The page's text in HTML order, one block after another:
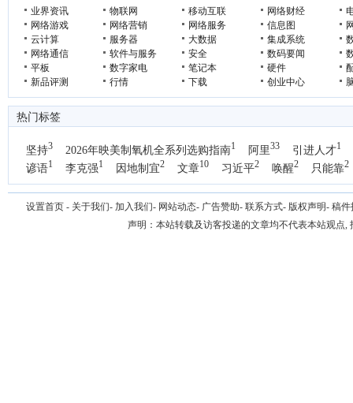
业界资讯 物联网 移动互联 网络财经
网络游戏
网络营销 网络服务 信息图
云计算
服务器 大数据 集成系统
网络通信
软件与服务 安全 数码要闻
平板
数字家电 笔记本 硬件
新品评测
行情 下载 创业中心
热门标签
坚持3 2026年映美制氧机全系列选购指南1 阿里33 引进人才1
谚语1 李克强1 因地制宜2 文章10 习近平2 唤醒2 只能靠2
国办1
设置首页 - 关于我们- 加入我们- 网站动态- 广告赞助- 联系方式- 版权声明- 稿件
声明：本站转载及访客投递的文章均不代表本站观点